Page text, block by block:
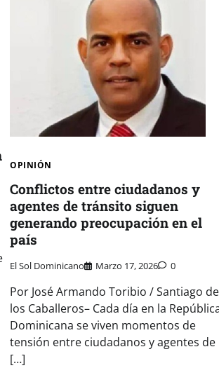
OPINIÓN
Conflictos entre ciudadanos y
agentes de tránsito siguen
generando preocupación en el
país
El Sol Dominicano Marzo 17, 2026 0
Por José Armando Toribio / Santiago de
los Caballeros– Cada día en la
Dominicana se viven momentos de
tensión entre ciudadanos y agentes de
[…]